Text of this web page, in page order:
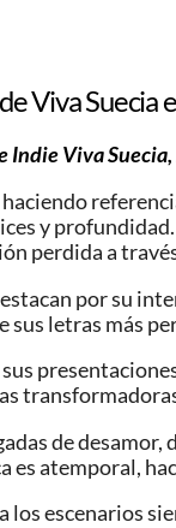
Viva Suecia
Indie Viva
y
perdida a
por su
sus letras más
de
es atemporal,
los escenarios